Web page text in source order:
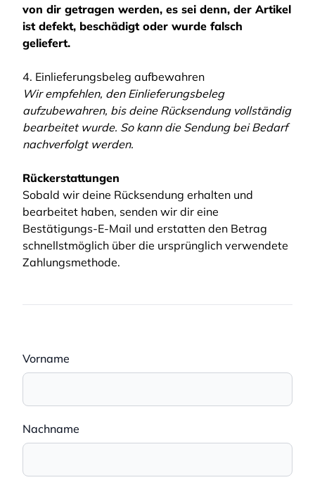
von dir getragen werden, es sei denn, der Artikel
ist defekt, beschädigt oder wurde falsch
geliefert.
4. Einlieferungsbeleg aufbewahren
Wir empfehlen, den Einlieferungsbeleg
aufzubewahren, bis deine Rücksendung vollständig
bearbeitet wurde. So kann die Sendung bei Bedarf
nachverfolgt werden.
Rückerstattungen
Sobald wir deine Rücksendung erhalten und
bearbeitet haben, senden wir dir eine
Bestätigungs-E-Mail und erstatten den Betrag
schnellstmöglich über die ursprünglich verwendete
Zahlungsmethode.
Vorname
Nachname